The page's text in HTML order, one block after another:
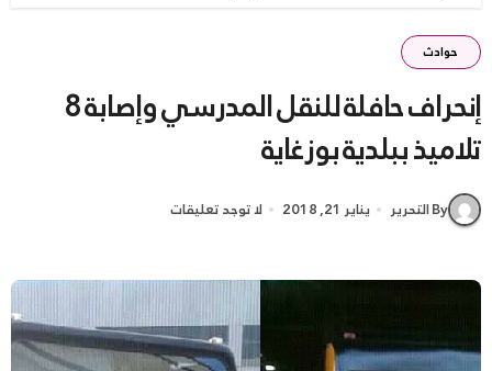
حوادث
إنحراف حافلة للنقل المدرسي وإصابة 8
تلاميذ ببلدية بوزغاية
By التحرير يناير 21, 2018 لا توجد تعليقات